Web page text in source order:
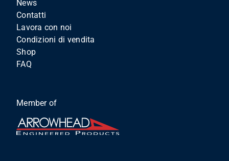
News
Contatti
Lavora con noi
Condizioni di vendita
Shop
FAQ
Member of